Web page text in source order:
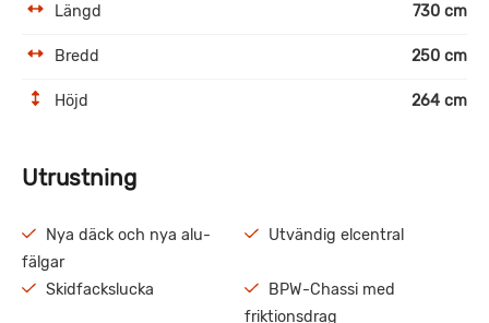
Längd 730 cm
Bredd 250 cm
Höjd 264 cm
Utrustning
Nya däck och nya alu-
fälgar
Utvändig elcentral
Skidfackslucka
BPW-Chassi med
friktionsdrag